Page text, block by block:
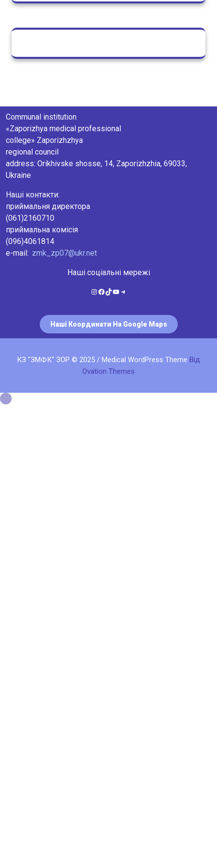
Communal institution
«Zaporizhya medical professional
college» Zaporizhzhya
regional council
аddress: Orikhivske shosse, 14, Zaporizhzhia, 69033,
Ukraine
Наші контакти:
приймальня директора
(061)2160710
приймальна комісія
(096)4061814
e-mail: zmk_zp07@ukr.net
Наші соціальні мережі
Instagram
Facebook
TikTok
YouTube
Telegram
Наші Координати На Google Maps
КЗ "ЗМФК" ЗОР © 2025 / Medical WordPress Theme Від
Ovation Themes